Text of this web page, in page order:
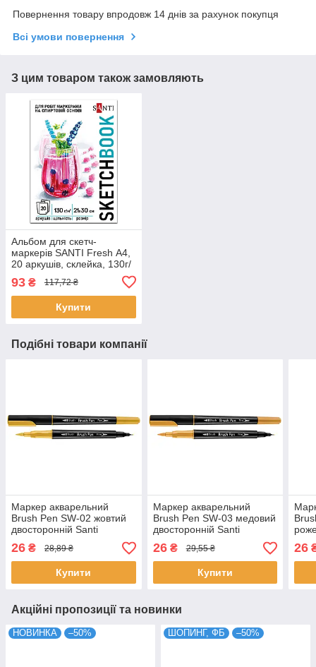
Повернення товару впродовж 14 днів за рахунок покупця
Всі умови повернення
З цим товаром також замовляють
Альбом для скетч-
маркерів SANTI Fresh А4,
20 аркушів, склейка, 130г/
93 ₴ 117,72 ₴
Купити
Подібні товари компанії
Маркер акварельний
Brush Pen SW-02 жовтий
двосторонній Santi
(391002)
26 ₴ 28,89 ₴
Купити
Маркер акварельний
Brush Pen SW-03 медовий
двосторонній Santi
(391003)
26₴ 29,55 ₴
Купити
26
Акційні пропозиції та новинки
НОВИНКА –50% ШОПИНГ, ФБ –50%